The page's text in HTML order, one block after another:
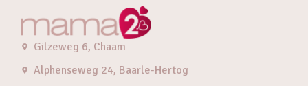
Gilzeweg 6, Chaam
Alphenseweg 24, Baarle-Hertog